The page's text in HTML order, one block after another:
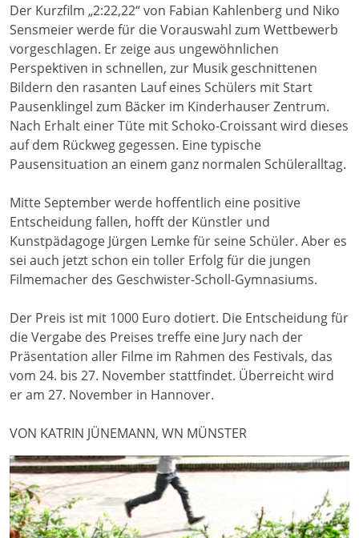
Der Kurzfilm „2:22,22“ von Fabian Kahlenberg und Niko
Sensmeier werde für die Vorauswahl zum Wettbewerb
vorgeschlagen. Er zeige aus ungewöhnlichen
Perspektiven in schnellen, zur Musik geschnittenen
Bildern den rasanten Lauf eines Schülers mit Start
Pausenklingel zum Bäcker im Kinderhauser Zentrum.
Nach Erhalt einer Tüte mit Schoko-Croissant wird dieses
auf dem Rückweg gegessen. Eine typische
Pausensituation an einem ganz normalen Schüleralltag.
Mitte September werde hoffentlich eine positive
Entscheidung fallen, hofft der Künstler und
Kunstpädagoge Jürgen Lemke für seine Schüler. Aber es
sei auch jetzt schon ein toller Erfolg für die jungen
Filmemacher des Geschwister-Scholl-Gymnasiums.
Der Preis ist mit 1000 Euro dotiert. Die Entscheidung für
die Vergabe des Preises treffe eine Jury nach der
Präsentation aller Filme im Rahmen des Festivals, das
vom 24. bis 27. November stattfindet. Überreicht wird
er am 27. November in Hannover.
VON KATRIN JÜNEMANN, WN MÜNSTER